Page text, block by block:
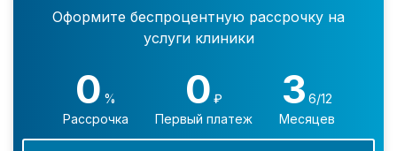
Оформите беспроцентную рассрочку на
услуги клиники
0 %
Рассрочка
0 ₽
Первый платеж
3 6/12
Месяцев